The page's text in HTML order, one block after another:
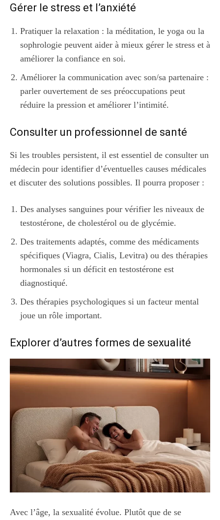
Gérer le stress et l’anxiété
Pratiquer la relaxation : la méditation, le yoga ou la
sophrologie peuvent aider à mieux gérer le stress et à
améliorer la confiance en soi.
Améliorer la communication avec son/sa partenaire :
parler ouvertement de ses préoccupations peut
réduire la pression et améliorer l’intimité.
Consulter un professionnel de santé
Si les troubles persistent, il est essentiel de consulter un
médecin pour identifier d’éventuelles causes médicales
et discuter des solutions possibles. Il pourra proposer :
Des analyses sanguines pour vérifier les niveaux de
testostérone, de cholestérol ou de glycémie.
Des traitements adaptés, comme des médicaments
spécifiques (Viagra, Cialis, Levitra) ou des thérapies
hormonales si un déficit en testostérone est
diagnostiqué.
Des thérapies psychologiques si un facteur mental
joue un rôle important.
Explorer d’autres formes de sexualité
Avec l’âge, la sexualité évolue. Plutôt que de se